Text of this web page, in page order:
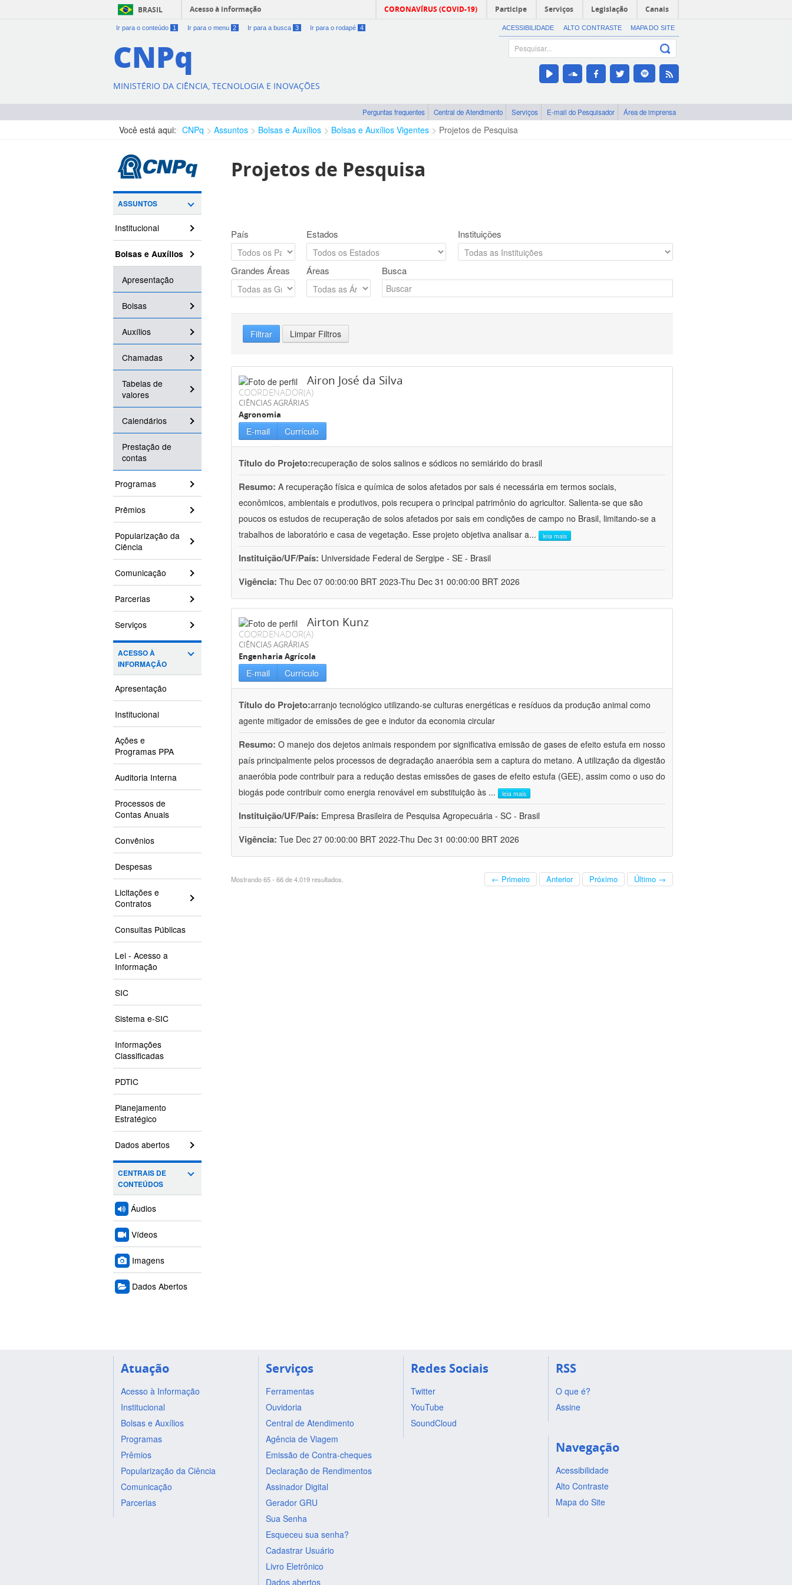
BRASIL Acesso à informação CORONAVÍRUS (COVID-19) Participe Serviços Legislação Canais
Ir para o conteúdo 1 Ir para o menu 2 Ir para a busca 3 Ir para o rodapé 4 ACESSIBILIDADE ALTO CONTRASTE MAPA DO SITE
CNPq
MINISTÉRIO DA CIÊNCIA, TECNOLOGIA E INOVAÇÕES
Perguntas frequentes Central de Atendimento Serviços E-mail do Pesquisador Área de imprensa
Você está aqui: CNPq Assuntos Bolsas e Auxílios Bolsas e Auxílios Vigentes Projetos de Pesquisa
ASSUNTOS
Institucional
Bolsas e Auxílios
Apresentação
Bolsas
Auxílios
Chamadas
Tabelas de
valores
Calendários
Prestação de
contas
Programas
Prêmios
Popularização da
Ciência
Comunicação
Parcerias
Serviços
ACESSO À
INFORMAÇÃO
Apresentação
Institucional
Ações e
Programas PPA
Auditoria Interna
Processos de
Contas Anuais
Convênios
Despesas
Licitações e
Contratos
Consultas Públicas
Lei - Acesso a
Informação
SIC
Sistema e-SIC
Informações
Classificadas
PDTIC
Planejamento
Estratégico
Dados abertos
CENTRAIS DE
CONTEÚDOS
Áudios
Vídeos
Imagens
Dados Abertos
Projetos de Pesquisa
País Estados Instituições
Grandes Áreas Áreas Busca
Filtrar Limpar Filtros
Airon José da Silva
COORDENADOR(A)
CIÊNCIAS AGRÁRIAS
Agronomia
E-mail Currículo
Título do Projeto:recuperação de solos salinos e sódicos no semiárido do brasil
Resumo: A recuperação física e química de solos afetados por sais é necessária em termos sociais,
econômicos, ambientais e produtivos, pois recupera o principal patrimônio do agricultor. Salienta-se que são
poucos os estudos de recuperação de solos afetados por sais em condições de campo no Brasil, limitando-se a
trabalhos de laboratório e casa de vegetação. Esse projeto objetiva analisar a... leia mais
Instituição/UF/País: Universidade Federal de Sergipe - SE - Brasil
Vigência: Thu Dec 07 00:00:00 BRT 2023-Thu Dec 31 00:00:00 BRT 2026
Airton Kunz
COORDENADOR(A)
CIÊNCIAS AGRÁRIAS
Engenharia Agrícola
E-mail Currículo
Título do Projeto:arranjo tecnológico utilizando-se culturas energéticas e resíduos da produção animal como
agente mitigador de emissões de gee e indutor da economia circular
Resumo: O manejo dos dejetos animais respondem por significativa emissão de gases de efeito estufa em nosso
país principalmente pelos processos de degradação anaeróbia sem a captura do metano. A utilização da digestão
anaeróbia pode contribuir para a redução destas emissões de gases de efeito estufa (GEE), assim como o uso do
biogás pode contribuir como energia renovável em substituição às ... leia mais
Instituição/UF/País: Empresa Brasileira de Pesquisa Agropecuária - SC - Brasil
Vigência: Tue Dec 27 00:00:00 BRT 2022-Thu Dec 31 00:00:00 BRT 2026
Mostrando 65 - 66 de 4.019 resultados. ← Primeiro Anterior Próximo Último →
Atuação
Acesso à Informação
Institucional
Bolsas e Auxílios
Programas
Prêmios
Popularização da Ciência
Comunicação
Parcerias
Serviços
Ferramentas
Ouvidoria
Central de Atendimento
Agência de Viagem
Emissão de Contra-cheques
Declaração de Rendimentos
Assinador Digital
Gerador GRU
Sua Senha
Esqueceu sua senha?
Cadastrar Usuário
Livro Eletrônico
Dados abertos
Redes Sociais
Twitter
YouTube
SoundCloud
RSS
O que é?
Assine
Navegação
Acessibilidade
Alto Contraste
Mapa do Site